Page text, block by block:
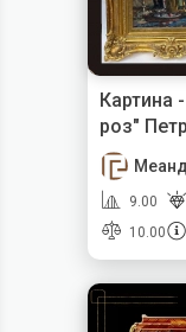
Картина
роз"
9.00
10.00